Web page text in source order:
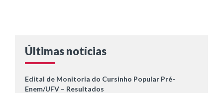
Últimas notícias
Edital de Monitoria do Cursinho Popular Pré-
Enem/UFV – Resultados